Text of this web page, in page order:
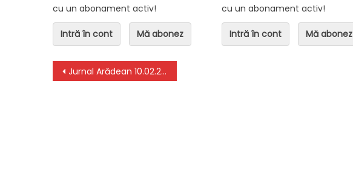
cu un abonament activ!
Intră în cont Mă abonez
cu un abonament activ!
Intră în cont Mă abonez
Navigare în articole
Jurnal Arădean 10.02.2022